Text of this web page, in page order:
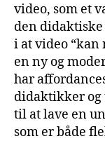
video, som et
den
i at video “kan
en ny og
har
didaktikker og
til at lave en
som er både